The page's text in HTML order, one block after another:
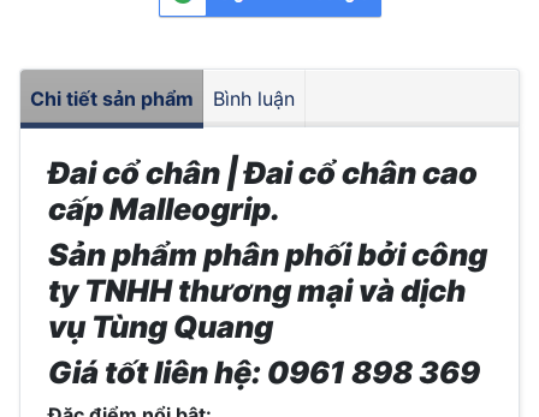
Chi tiết sản phẩm Bình luận
Đai cổ chân | Đai cổ chân cao
cấp Malleogrip.
Sản phẩm phân phối bởi công
ty TNHH thương mại và dịch
vụ Tùng Quang
Giá tốt liên hệ: 0961 898 369